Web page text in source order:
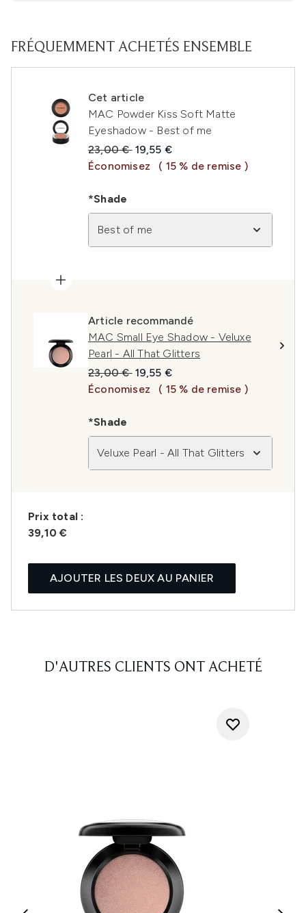
FRÉQUEMMENT ACHETÉS ENSEMBLE
Cet article
MAC Powder Kiss Soft Matte
Eyeshadow - Best of me
Prix de vente :
23,00 € Prix ​​actuel :
19,55 €
Économisez
( 15 % de remise )
*Shade
Best of me
Article recommandé
MAC Small Eye Shadow - Veluxe
Pearl - All That Glitters
Prix de vente :
23,00 € Prix ​​actuel :
19,55 €
Économisez
( 15 % de remise )
*Shade
Veluxe Pearl - All That Glitters
Prix ​​total :
39,10 €
AJOUTER LES DEUX AU PANIER
D'AUTRES CLIENTS ONT ACHETÉ